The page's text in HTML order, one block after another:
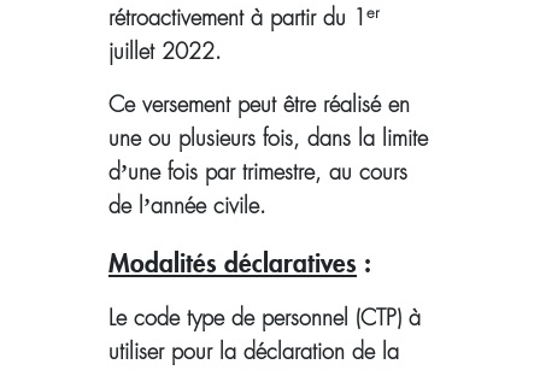
rétroactivement à partir du 1 er
juillet 2022.
Ce versement peut être réalisé en
une ou plusieurs fois, dans la limite
d’une fois par trimestre, au cours
de l’année civile.
Modalités déclaratives :
Le code type de personnel (CTP) à
utiliser pour la déclaration de la